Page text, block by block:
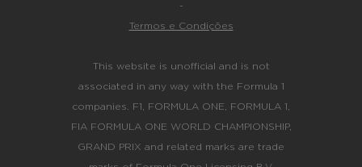
-
Termos e Condições
This website is unofficial and is not
associated in any way with the Formula 1
companies. F1, FORMULA ONE, FORMULA 1,
FIA FORMULA ONE WORLD CHAMPIONSHIP,
GRAND PRIX and related marks are trade